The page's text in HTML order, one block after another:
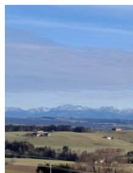
0831 - das